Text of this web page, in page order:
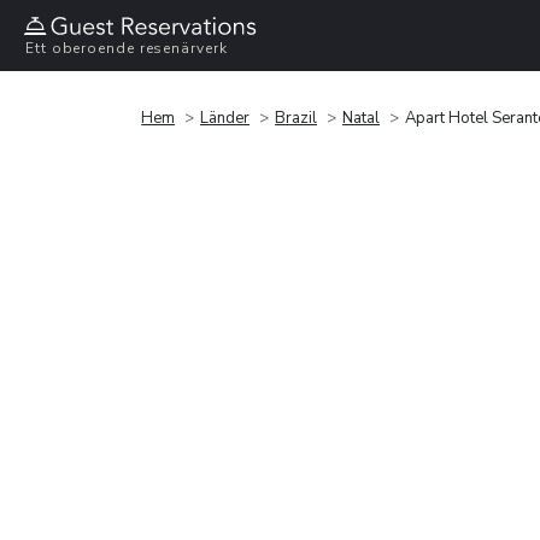
Ett oberoende resenärverk
Hem Länder Brazil Natal Apart Hotel